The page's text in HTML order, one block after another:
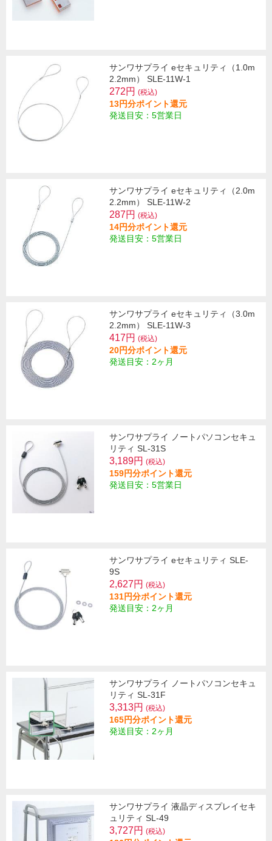
サンワサプライ eセキュリティ（1.0m
2.2mm） SLE-11W-1
272円 (税込)
13円分ポイント還元
発送目安：5営業日
サンワサプライ eセキュリティ（2.0m
2.2mm） SLE-11W-2
287円 (税込)
14円分ポイント還元
発送目安：5営業日
サンワサプライ eセキュリティ（3.0m
2.2mm） SLE-11W-3
417円 (税込)
20円分ポイント還元
発送目安：2ヶ月
サンワサプライ ノートパソコンセキュ
リティ SL-31S
3,189円 (税込)
159円分ポイント還元
発送目安：5営業日
サンワサプライ eセキュリティ SLE-
9S
2,627円 (税込)
131円分ポイント還元
発送目安：2ヶ月
サンワサプライ ノートパソコンセキュ
リティ SL-31F
3,313円 (税込)
165円分ポイント還元
発送目安：2ヶ月
サンワサプライ 液晶ディスプレイセキ
ュリティ SL-49
3,727円 (税込)